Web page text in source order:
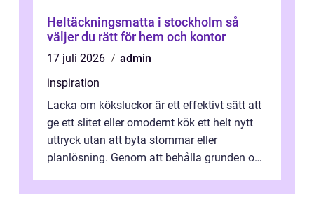
Heltäckningsmatta i stockholm så
väljer du rätt för hem och kontor
17 juli 2026
admin
inspiration
Lacka om köksluckor är ett effektivt sätt att
ge ett slitet eller omodernt kök ett helt nytt
uttryck utan att byta stommar eller
planlösning. Genom att behålla grunden och